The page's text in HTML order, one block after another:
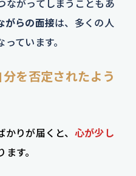
ながってしまうこともあ
がらの面接は、多くの人
ています。
を否定されたよう
りが届くと、 心が少し
ます。